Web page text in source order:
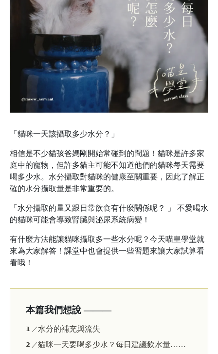
「貓咪一天該攝取多少水分？」
相信是不少貓孩爸媽剛開始常碰到的問題！貓咪是許多家
庭中的寵物，但許多貓主可能不知道他們的貓咪每天需要
喝多少水。水分攝取對貓咪的健康至關重要，因此了解正
確的水分攝取量是非常重要的。
「水分攝取的量又跟日常飲食有什麼關係呢？ 」 不愛喝水
的貓咪可能會導致腎臟與泌尿系統病變！
有什麼方法能讓貓咪攝取多一些水分呢？今天喵皇學堂就
來為大家解答！課堂中也會提供一些習題來讓大家試算看
看哦！
本篇我們想說 ———
𝟭 ／ 水分的補充與流失
𝟮 ／貓咪一天要喝多少水？每日建議飲水量……